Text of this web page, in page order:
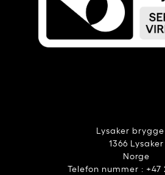
Lysaker
1366 Lysaker
Norge
Telefon nummer : +47